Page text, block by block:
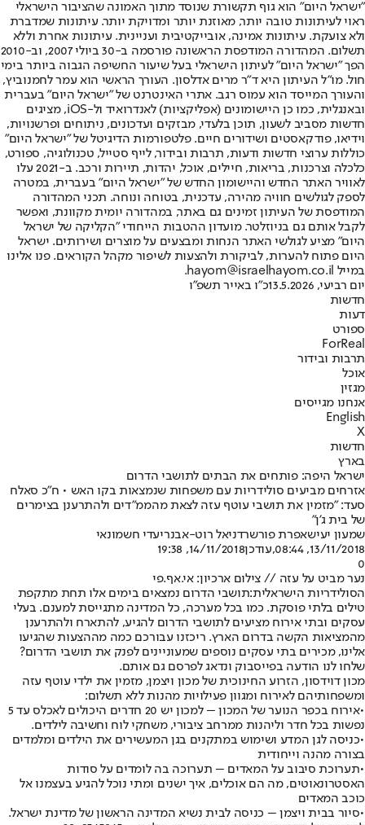
"ישראל היום" הוא גוף תקשורת שנוסד מתוך האמונה שהציבור הישראלי
ראוי לעיתונות טובה יותר, מאוזנת יותר ומדויקת יותר. עיתונות שמדברת
ולא צועקת. עיתונות אמינה, אובייקטיבית ועניינית. עיתונות אחרת וללא
תשלום. המהדורה המודפסת הראשונה פורסמה ב-30 ביולי 2007, וב-2010
הפך "ישראל היום" לעיתון הישראלי בעל שיעור החשיפה הגבוה ביותר בימי
חול. מו"ל העיתון היא ד"ר מרים אדלסון. העורך הראשי הוא עמר לחמנוביץ,
והעורך המייסד הוא עמוס רגב. אתרי האינטרנט של "ישראל היום" בעברית
ובאנגלית, כמו כן היישומונים (אפליקציות) לאנדרואיד ול-iOS, מציגים
חדשות מסביב לשעון, תוכן בלעדי, מבזקים ועדכונים, ניתוחים ופרשנויות,
וידיאו, פודקאסטים ושידורים חיים. פלטפורמות הדיגיטל של "ישראל היום"
כוללות ערוצי חדשות ודעות, תרבות ובידור, לייף סטייל, טכנולוגיה, ספורט,
כלכלה וצרכנות, בריאות, חיילים, אוכל, יהדות, תיירות ורכב. ב-2021 עלו
לאוויר האתר החדש והיישומון החדש של "ישראל היום" בעברית, במטרה
לספק לגולשים חוויה מהירה, עדכנית, בטוחה ונוחה. תכני המהדורה
המודפסת של העיתון זמינים גם באתר, במהדורה יומית מקוונת, ואפשר
לקבל אותם גם בניוזלטר. מועדון ההטבות הייחודי "הקליקה של ישראל
היום" מציע לגולשי האתר הנחות ומבצעים על מוצרים ושירותים. ישראל
היום פתוח להערות, לביקורת ולהצעות לשיפור מקהל הקוראים. פנו אלינו
במייל hayom@israelhayom.co.il.
יום רביעי, 13.5.2026
כ"ו באייר תשפ"ו
חדשות
דעות
ספורט
ForReal
תרבות ובידור
אוכל
מגזין
אנחנו מגייסים
English
X
חדשות
בארץ
ישראל היפה: פותחים את הבתים לתושבי הדרום
אזרחים מביעים סולידריות עם משפחות שנמצאות בקו האש • ח"כ סאלח
סעד: "מזמין את תושבי עוטף עזה לצאת מהממ"דים ולהתרענן בצימרים
של בית ג'ן"
שמעון יעישאפרת פורשרדניאל רוט-אבנריעדי חשמונאי
13/11/2018, 08:44
,עודכן14/11/2018, 19:38
0
נער מביט על עזה // צילום ארכיון: אי.אף.פי
הסולידריות הישראלית:תושבי הדרום נמצאים בימים אלו תחת מתקפת
טילים בלתי פוסקת. כמו בכל מערכה, כל המדינה מתגייסת למענם. בעלי
עסקים ובתי אירוח מציעים לתושבי הדרום להגיע, להתארח ולהתרענן
מהמציאות הקשה בדרום הארץ. ריכזנו עבורכם כמה מההצעות שהגיעו
אלינו, מכירים בתי עסקים נוספים שמעוניינים לפנק את תושבי הדרום?
שלחו לנו הודעה בפייסבוק ונדאג לפרסם גם אותם.
מכון דוידסון, הזרוע החינוכית של מכון ויצמן, מזמין את ילדי עוטף עזה
ומשפחותיהם לאירוח ומגוון פעילויות מהנות ללא תשלום:
•אירוח בכפר הנוער של המכון – למכון יש 20 חדרים היכולים לאכלס עד 5
נפשות בכל חדר וליהנות ממרחב ציבורי, משחקי לוח וחשיבה לילדים.
•כניסה לגן המדע ושימוש במתקנים בגן המעשירים את הילדים ומלמדים
בצורה מהנה וייחודית
•תערוכת סיבוב על המאדים – תערוכה בה לומדים על סודות
האסטרונאוטים, מה הם אוכלים, איך ישנים ומתי נוכל להגיע בעצמנו אל
כוכב המאדים
•סיור בבית ויצמן – כניסה לבית נשיא המדינה הראשון של מדינת ישראל.